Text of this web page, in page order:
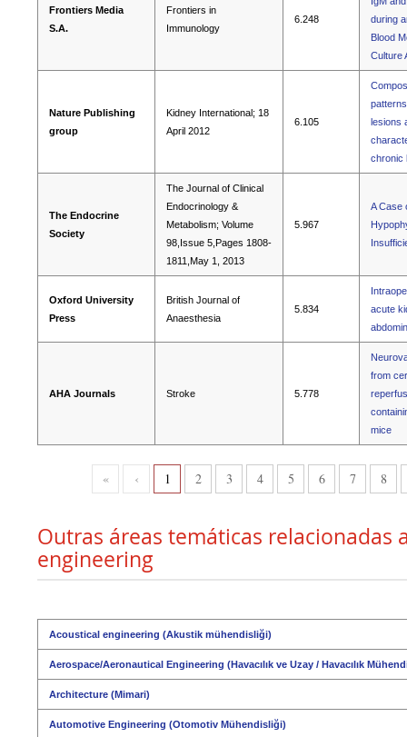
Frontiers Media
S.A.
Frontiers in
Immunology
6.248
during
Blood
Culture
Nature Publishing
group
Kidney International; 18
April 2012
6.105
lesions
chronic
The Endocrine
Society
The Journal of Clinical
Endocrinology &
Metabolism; Volume
98,Issue 5,Pages 1808-
1811,May 1, 2013
5.967
A Case
Oxford University
Press
British Journal of
Anaesthesia
5.834
acute
AHA Journals Stroke 5.778
from
mice
« ‹ 1 2 3 4 5 6 7 8
Outras áreas temáticas relacionadas
engineering
Acoustical engineering (Akustik mühendisliği)
Aerospace/Aeronautical Engineering (Havacılık ve Uzay / Havacılık
Architecture (Mimari)
Automotive Engineering (Otomotiv Mühendisliği)